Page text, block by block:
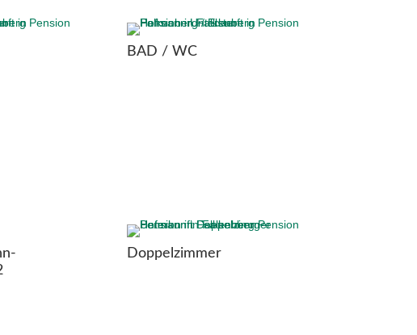
BAD / WC
Doppelzimmer